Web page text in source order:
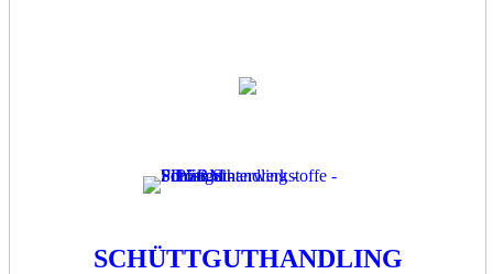
SCHÜTTGUTHANDLING